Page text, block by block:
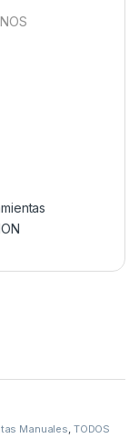
Manuales, TODOS